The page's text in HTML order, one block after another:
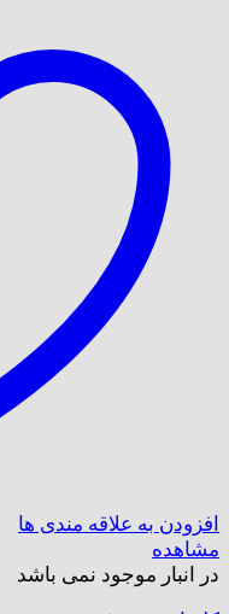
افزودن به علاقه مندی ها
مشاهده
در انبار موجود نمی باشد